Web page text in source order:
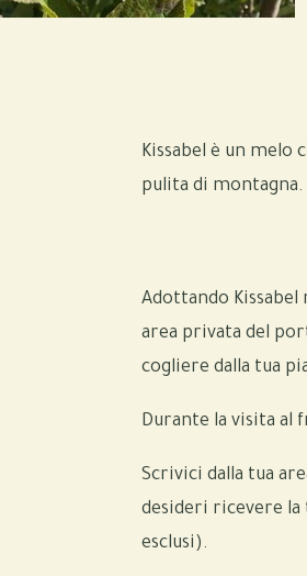
Kissabel è un melo
pulita di montagna.
Adottando
area privata del
cogliere dalla tua
Durante la visita al
Scrivici dalla tua
desideri ricevere la
esclusi).